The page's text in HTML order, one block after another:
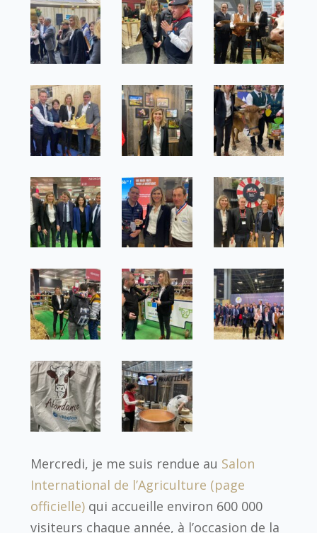
Mercredi, je me suis rendue au Salon
International de l’Agriculture (page
officielle)qui accueille environ 600 000
visiteurs chaque année, à l’occasion de la